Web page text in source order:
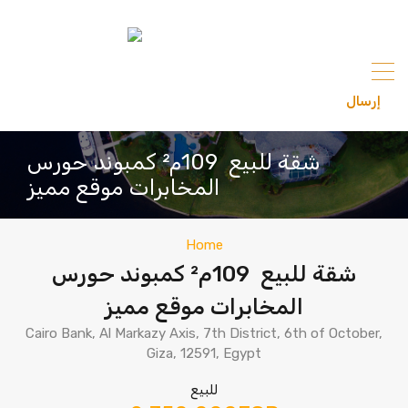
إرسال
شقة للبيع 109م² كمبوند حورس
المخابرات موقع مميز
Home
شقة للبيع 109م² كمبوند حورس
المخابرات موقع مميز
Cairo Bank, Al Markazy Axis, 7th District, 6th of October,
Giza, 12591, Egypt
للبيع